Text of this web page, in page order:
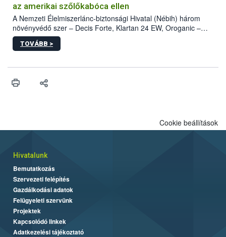
az amerikai szőlőkabóca ellen
A Nemzeti Élelmiszerlánc-biztonsági Hivatal (Nébih) három
növényvédő szer – Decis Forte, Klartan 24 EW, Oroganic –
engedélyokiratát módosította, így azok a szüretet követően,
egészen a vesszőérettség (BBCH 91) stádiumáig
érésű szőlőkben is legyen lehetőség a károsító elleni további
felhasználók számára is elérhető és ökológiai termesztésben is
TOVÁBB >
Cookie beállítások
Hivatalunk
Bemutatkozás
Szervezeti felépítés
Gazdálkodási adatok
Felügyeleti szervünk
Projektek
Kapcsolódó linkek
Adatkezelési tájékoztató